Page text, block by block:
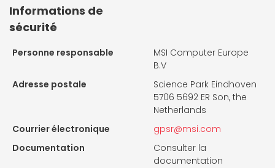
Informations de
sécurité
Personne responsable
MSI Computer Europe
B.V
Adresse postale
Science Park Eindhoven
5706 5692 ER Son, the
Netherlands
Courrier électronique
gpsr@msi.com
Documentation
Consulter la
documentation